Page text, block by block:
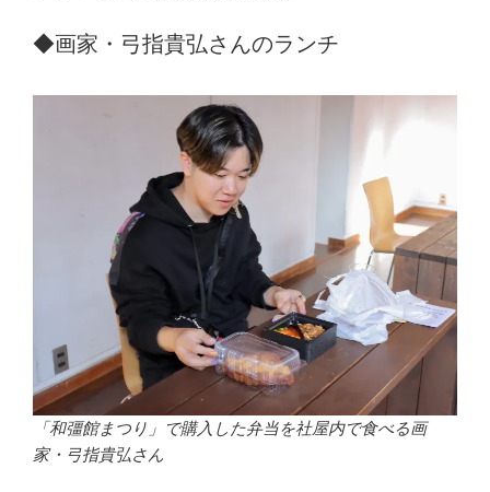
◆画家・弓指貴弘さんのランチ
「和彊館まつり」で購入した弁当を社屋内で食べる画
家・弓指貴弘さん